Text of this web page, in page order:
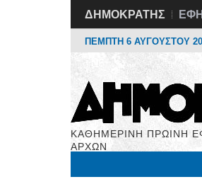
ΔΗΜΟΚΡΑΤΗΣ
ΠΕΜΠΤΗ 6 ΑΥΓΟΥΣΤΟΥ
ΚΑΘΗΜΕΡΙΝΗ ΠΡΩΙΝΗ
ΑΡΧΩΝ